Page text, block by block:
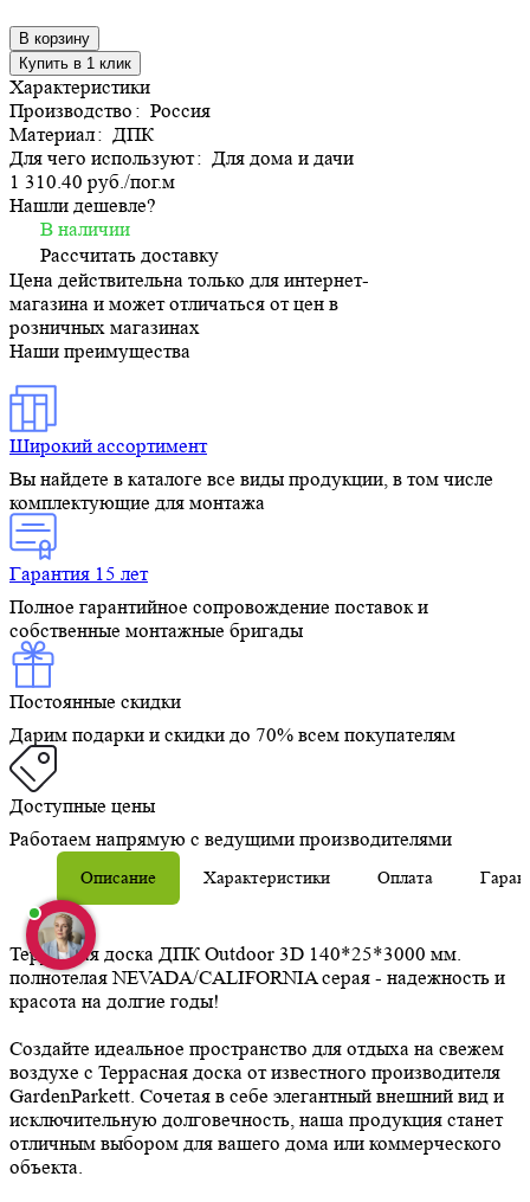
В корзину
Купить в 1 клик
Характеристики
Производство: Россия
Материал: ДПК
Для чего используют: Для дома и дачи
1 310.40 руб./пог.м
Нашли дешевле?
В наличии
Рассчитать доставку
Цена действительна только для интернет-
магазина и может отличаться от цен в
розничных магазинах
Наши преимущества
Широкий ассортимент
Вы найдете в каталоге все виды продукции, в том числе
комплектующие для монтажа
Гарантия 15 лет
Полное гарантийное сопровождение поставок и
собственные монтажные бригады
Постоянные скидки
Дарим подарки и скидки до 70% всем покупателям
Доступные цены
Работаем напрямую с ведущими производителями
Описание Характеристики Оплата
Террасная доска ДПК Outdoor 3D 140*25*3000 мм.
полнотелая NEVADA/CALIFORNIA серая - надежность и
красота на долгие годы!
Создайте идеальное пространство для отдыха на свежем
воздухе с Террасная доска от известного производителя
GardenParkett. Сочетая в себе элегантный внешний вид и
исключительную долговечность, наша продукция станет
отличным выбором для вашего дома или коммерческого
объекта.